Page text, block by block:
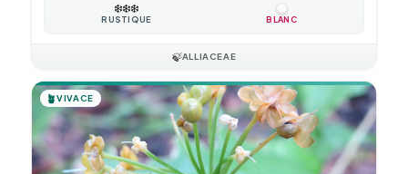
❄️❄️❄️
RUSTIQUE BLANC
🍃ALLIACEAE
🪴VIVACE